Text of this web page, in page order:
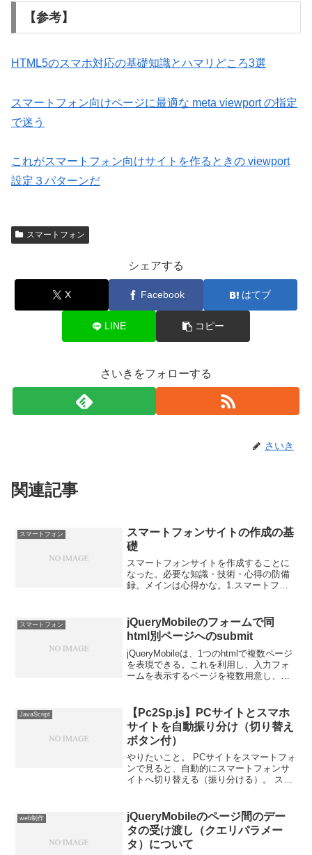
【参考】
HTML5のスマホ対応の基礎知識とハマリどころ3選
スマートフォン向けページに最適な meta viewport の指定
で迷う
これがスマートフォン向けサイトを作るときの viewport
設定３パターンだ
スマートフォン
シェアする
X Facebook はてブ
LINE コピー
さいきをフォローする
さいき
関連記事
スマートフォン
スマートフォンサイトの作成の基
礎
スマートフォンサイトを作成することに
なった。必要な知識・技術・心得の防備
録。メインは心得かな。1.スマートフォ
html5、css3、（PHP）・jQuery・
jQueryM...
スマートフォン
jQueryMobileのフォームで同
html別ページへのsubmit
jQueryMobileは、1つのhtmlで複数ページ
を表現できる。これを利用し、入力フォ
ームを表示するページを複数用意し、
したページへ遷移してくれなかった。1.
...
JavaScript
【Pc2Sp.js】PCサイトとスマホ
サイトを自動振り分け（切り替え
ボタン付）
やりたいこと。 PCサイトをスマートフォ
ンで見ると、自動的にスマートフォンサ
イトへ切り替える（振り分ける）。 スマ
PCサイトへ移動する。 PCサイトでは、
スマートフォン...
web制作
jQueryMobileのページ間のデー
タの受け渡し（クエリパラメー
タ）について